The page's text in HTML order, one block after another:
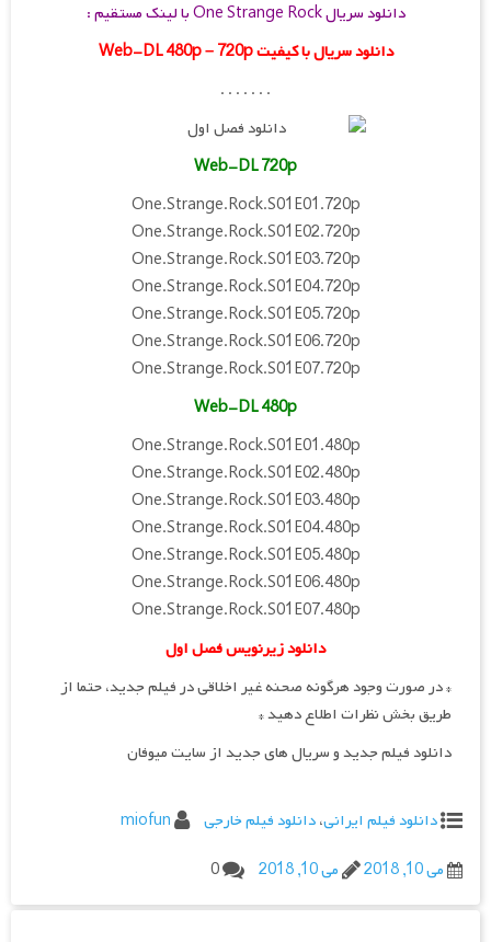
دانلود سریال One Strange Rock با لینک مستقیم :
دانلود سریال با کیفیت Web-DL 480p – 720p
. . . . . . .
Web-DL 720p
One.Strange.Rock.S01E01.720p
One.Strange.Rock.S01E02.720p
One.Strange.Rock.S01E03.720p
One.Strange.Rock.S01E04.720p
One.Strange.Rock.S01E05.720p
One.Strange.Rock.S01E06.720p
One.Strange.Rock.S01E07.720p
Web-DL 480p
One.Strange.Rock.S01E01.480p
One.Strange.Rock.S01E02.480p
One.Strange.Rock.S01E03.480p
One.Strange.Rock.S01E04.480p
One.Strange.Rock.S01E05.480p
One.Strange.Rock.S01E06.480p
One.Strange.Rock.S01E07.480p
دانلود زیرنویس فصل اول
* در صورت وجود هرگونه صحنه غیر اخلاقی در فیلم جدید، حتما از
طریق بخش نظرات اطلاع دهید *
دانلود فیلم جدید و سریال های جدید از سایت میوفان
دانلود فیلم ایرانی،دانلود فیلم خارجی
miofun
می 10, 2018
می 10, 2018 0